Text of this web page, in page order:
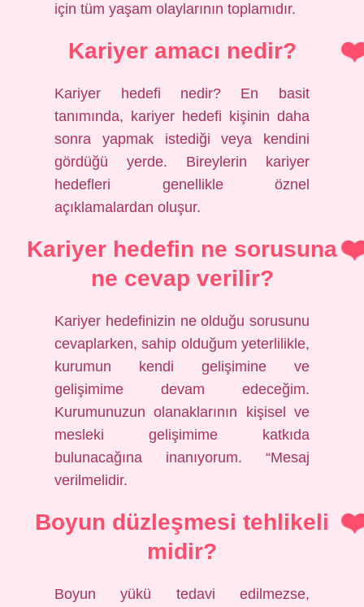
için tüm yaşam olaylarının toplamıdır.
Kariyer amacı nedir?
Kariyer hedefi nedir? En basit
tanımında, kariyer hedefi kişinin daha
sonra yapmak istediği veya kendini
gördüğü yerde. Bireylerin kariyer
hedefleri genellikle öznel
açıklamalardan oluşur.
Kariyer hedefin ne sorusuna
ne cevap verilir?
Kariyer hedefinizin ne olduğu sorusunu
cevaplarken, sahip olduğum yeterlilikle,
kurumun kendi gelişimine ve
gelişimime devam edeceğim.
Kurumunuzun olanaklarının kişisel ve
mesleki gelişimime katkıda
bulunacağına inanıyorum. “Mesaj
verilmelidir.
Boyun düzleşmesi tehlikeli
midir?
Boyun yükü tedavi edilmezse,